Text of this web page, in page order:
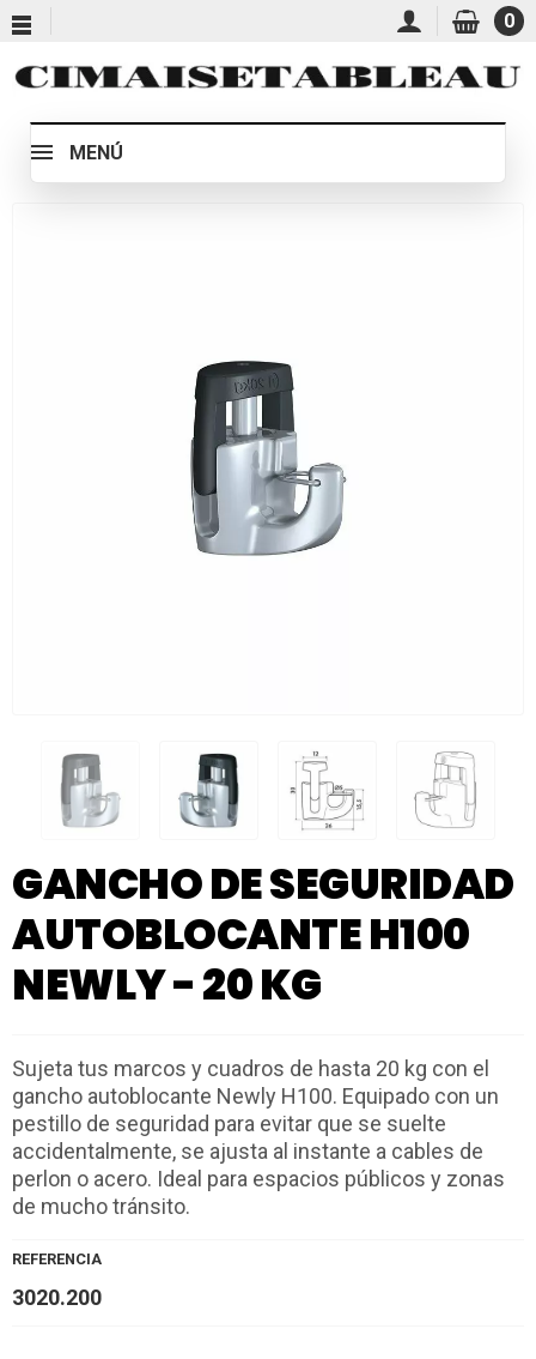
0
MENÚ
GANCHO DE SEGURIDAD
AUTOBLOCANTE H100
NEWLY - 20 KG
Sujeta tus marcos y cuadros de hasta 20 kg con el
gancho autoblocante Newly H100. Equipado con un
pestillo de seguridad para evitar que se suelte
accidentalmente, se ajusta al instante a cables de
perlon o acero. Ideal para espacios públicos y zonas
de mucho tránsito.
REFERENCIA
3020.200